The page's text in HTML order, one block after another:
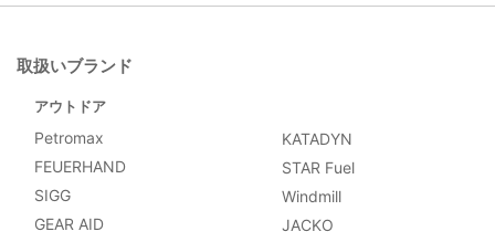
取扱いブランド
アウトドア
Petromax
FEUERHAND
SIGG
GEAR AID
KATADYN
STAR Fuel
Windmill
JACKO